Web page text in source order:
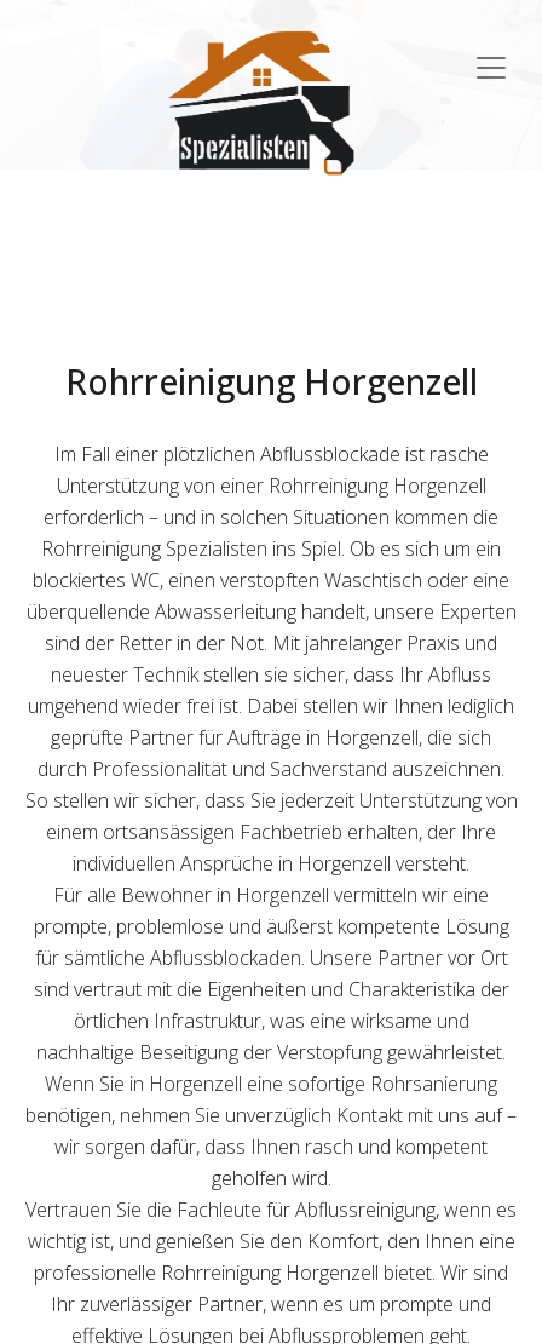
Rohrreinigung Horgenzell
Im Fall einer plötzlichen Abflussblockade ist rasche
Unterstützung von einer Rohrreinigung Horgenzell
erforderlich – und in solchen Situationen kommen die
Rohrreinigung Spezialisten ins Spiel. Ob es sich um ein
blockiertes WC, einen verstopften Waschtisch oder eine
überquellende Abwasserleitung handelt, unsere Experten
sind der Retter in der Not. Mit jahrelanger Praxis und
neuester Technik stellen sie sicher, dass Ihr Abfluss
umgehend wieder frei ist. Dabei stellen wir Ihnen lediglich
geprüfte Partner für Aufträge in Horgenzell, die sich
durch Professionalität und Sachverstand auszeichnen.
So stellen wir sicher, dass Sie jederzeit Unterstützung von
einem ortsansässigen Fachbetrieb erhalten, der Ihre
individuellen Ansprüche in Horgenzell versteht.
Für alle Bewohner in Horgenzell vermitteln wir eine
prompte, problemlose und äußerst kompetente Lösung
für sämtliche Abflussblockaden. Unsere Partner vor Ort
sind vertraut mit die Eigenheiten und Charakteristika der
örtlichen Infrastruktur, was eine wirksame und
nachhaltige Beseitigung der Verstopfung gewährleistet.
Wenn Sie in Horgenzell eine sofortige Rohrsanierung
benötigen, nehmen Sie unverzüglich Kontakt mit uns auf –
wir sorgen dafür, dass Ihnen rasch und kompetent
geholfen wird.
Vertrauen Sie die Fachleute für Abflussreinigung, wenn es
wichtig ist, und genießen Sie den Komfort, den Ihnen eine
professionelle Rohrreinigung Horgenzell bietet. Wir sind
Ihr zuverlässiger Partner, wenn es um prompte und
effektive Lösungen bei Abflussproblemen geht.